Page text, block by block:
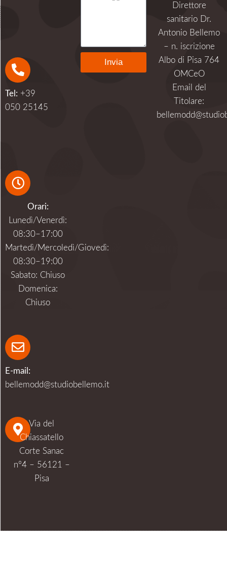
Tel: +39
050 25145
Orari:
Lunedì/Venerdì:
08:30–17:00
Martedì/Mercoledì/Giovedì:
08:30–19:00
Sabato: Chiuso
Domenica:
Chiuso
E-mail:
bellemodd@studiobellemo.it
Via del
Chiassatello
Corte Sanac
n°4 – 56121 –
Pisa
Invia
Direttore
sanitario Dr.
Antonio Bellemo
– n. iscrizione
Albo di Pisa 764
OMCeO
Email del
Titolare: